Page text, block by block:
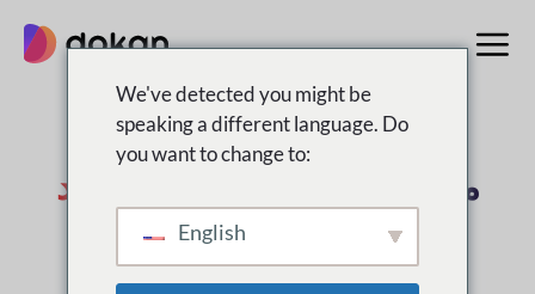
إلى
المحتوى
ميزات غير عادية لـ
دكان متعدد
البائعين
البرنامج المساعد
ووردبريس
We've detected you might be
speaking a different language. Do
you want to change to:
English